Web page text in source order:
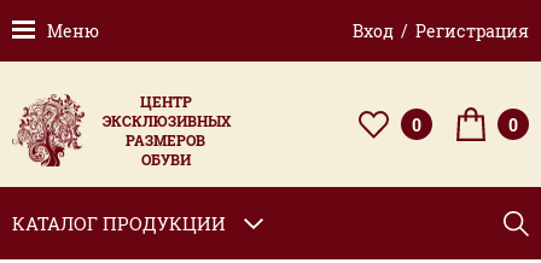
Меню Вход / Регистрация
ЦЕНТР
ЭКСКЛЮЗИВНЫХ
РАЗМЕРОВ
ОБУВИ
0 0
КАТАЛОГ ПРОДУКЦИИ